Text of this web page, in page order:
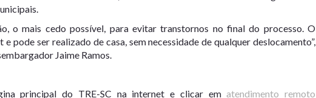
o mais cedo possível, para evitar transtornos no final do processo. O
pode ser realizado de casa, sem necessidade de qualquer deslocamento”,
Jaime Ramos.
principal do TRE-SC na internet e clicar ematendimento remoto